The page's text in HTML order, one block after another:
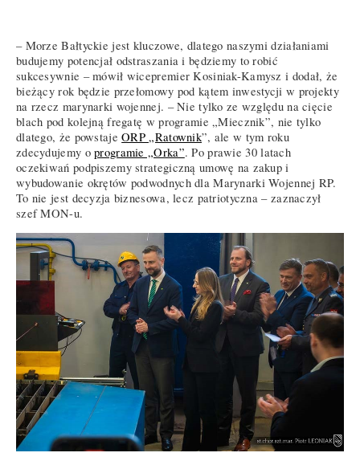
– Morze Bałtyckie jest kluczowe, dlatego naszymi działaniami
budujemy potencjał odstraszania i będziemy to robić
sukcesywnie – mówił wicepremier Kosiniak-Kamysz i dodał, że
bieżący rok będzie przełomowy pod kątem inwestycji w projekty
na rzecz marynarki wojennej. – Nie tylko ze względu na cięcie
blach pod kolejną fregatę w programie „Miecznik”, nie tylko
dlatego, że powstajeORP „Ratownik”, ale w tym roku
zdecydujemy oprogramie „Orka”. Po prawie 30 latach
oczekiwań podpiszemy strategiczną umowę na zakup i
wybudowanie okrętów podwodnych dla Marynarki Wojennej RP.
To nie jest decyzja biznesowa, lecz patriotyczna – zaznaczył
szef MON-u.